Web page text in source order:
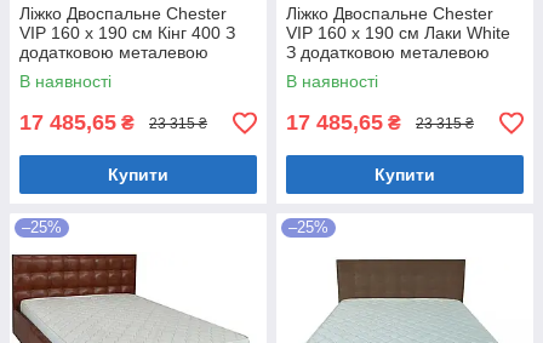
Ліжко Двоспальне Chester
VIP 160 х 190 см Кінг 400 З
додатковою металевою
цільнозварною рамою C1
Білий
В наявності
17 485,65 ₴ 23 315 ₴
Купити
Ліжко Двоспальне Chester
VIP 160 х 190 см Лаки White
З додатковою металевою
цільнозварною рамою Білий
В наявності
17 485,65 ₴ 23 315 ₴
Купити
–25% –25%